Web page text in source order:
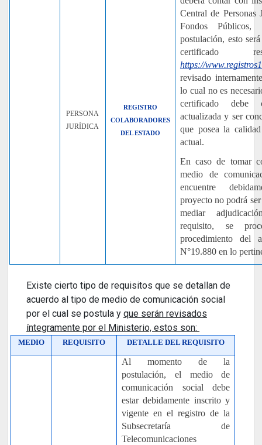
PERSONA
JURÍDICA
REGISTRO
COLABORADORES
DEL ESTADO
Central de Personas
Fondos
postulación, esto
certificado
https://
revisado
lo cual no es
certificado debe
actualizada y ser
que posea la
actual.
En caso de tomar
medio de
encuentre
proyecto no podrá
mediar
requisito, se
procedimiento
N°19.880 en lo
Existe cierto tipo de requisitos que se detallan de
acuerdo al tipo de medio de comunicación social
por el cual se postula y que serán revisados
íntegramente por el Ministerio, estos son:
MEDIO REQUISITO DETALLE DEL REQUISITO
Al momento de la
postulación, el medio de
comunicación social debe
estar debidamente inscrito y
vigente en el registro de la
Subsecretaría de
Telecomunicaciones